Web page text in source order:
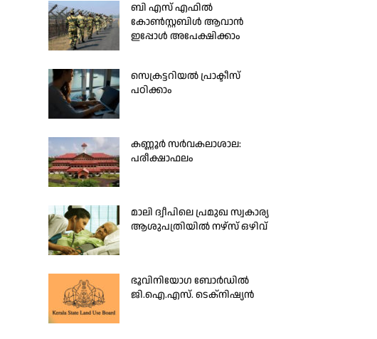
ബി എസ് എഫിൽ
കോൺസ്റ്റബിൾ ആവാൻ
ഇപ്പോൾ അപേക്ഷിക്കാം
സെക്രട്ടറിയല്‍ പ്രാക്ടീസ്
പഠിക്കാം
കണ്ണൂർ സർവകലാശാല:
പരീക്ഷാഫലം
മാലി ദ്വീപിലെ പ്രമുഖ സ്വകാര്യ
ആശുപത്രിയിൽ നഴ്സ് ഒഴിവ്
ഭൂവിനിയോഗ ബോർഡിൽ
ജി.ഐ.എസ്. ടെക്നിഷ്യൻ